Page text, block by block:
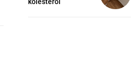
kolesterol